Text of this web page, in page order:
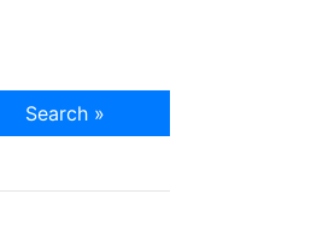
Search »